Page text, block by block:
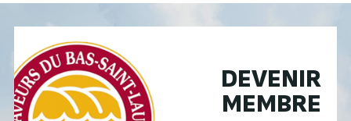
DEVENIR
MEMBRE